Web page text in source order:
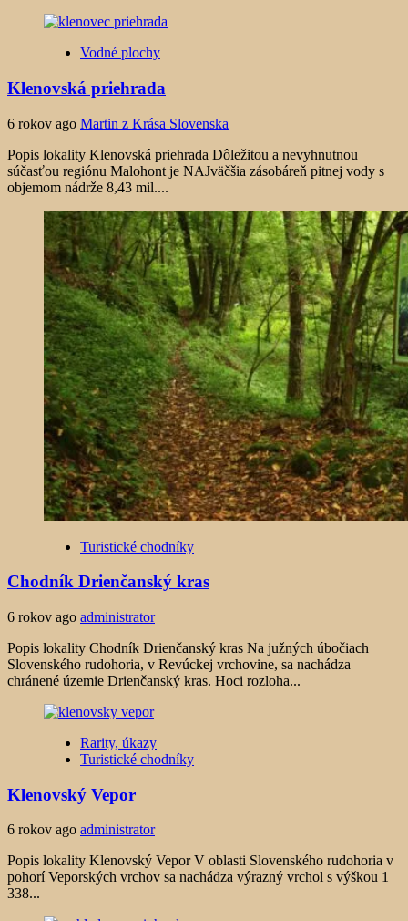
Vodné plochy
Klenovská priehrada
6 rokov ago Martin z Krása Slovenska
Popis lokality Klenovská priehrada Dôležitou a nevyhnutnou
súčasťou regiónu Malohont je NAJväčšia zásobáreň pitnej vody s
objemom nádrže 8,43 mil....
Turistické chodníky
Chodník Drienčanský kras
6 rokov ago administrator
Popis lokality Chodník Drienčanský kras Na južných úbočiach
Slovenského rudohoria, v Revúckej vrchovine, sa nachádza
chránené územie Drienčanský kras. Hoci rozloha...
Rarity, úkazy
Turistické chodníky
Klenovský Vepor
6 rokov ago administrator
Popis lokality Klenovský Vepor V oblasti Slovenského rudohoria v
pohorí Veporských vrchov sa nachádza výrazný vrchol s výškou 1
338...